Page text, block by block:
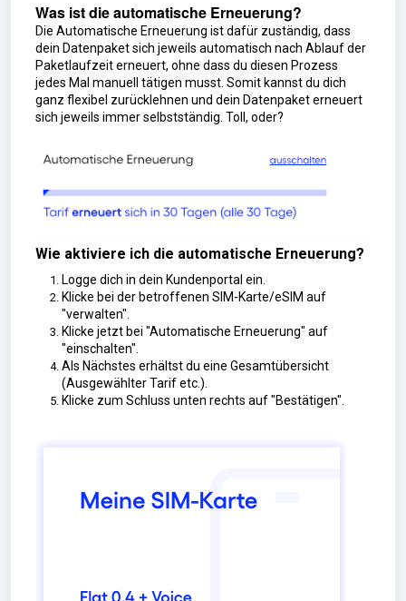
Was ist die automatische Erneuerung?
Die Automatische Erneuerung ist dafür zuständig, dass
dein Datenpaket sich jeweils automatisch nach Ablauf der
Paketlaufzeit erneuert, ohne dass du diesen Prozess
jedes Mal manuell tätigen musst. Somit kannst du dich
ganz flexibel zurücklehnen und dein Datenpaket erneuert
sich jeweils immer selbstständig. Toll, oder?
Wie aktiviere ich die automatische Erneuerung?
Logge dich in dein Kundenportal ein.
Klicke bei der betroffenen SIM-Karte/eSIM auf
"verwalten".
Klicke jetzt bei "Automatische Erneuerung" auf
"einschalten".
Als Nächstes erhältst du eine Gesamtübersicht
(Ausgewählter Tarif etc.).
Klicke zum Schluss unten rechts auf "Bestätigen".